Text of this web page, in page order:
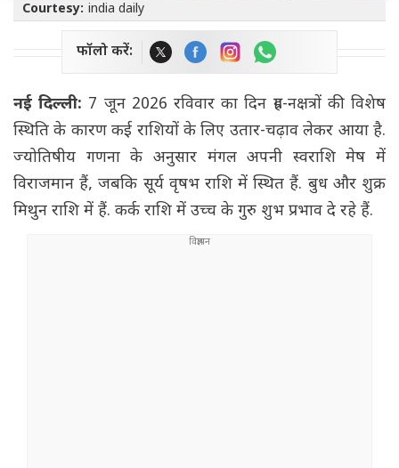
Courtesy: india daily
फॉलो करें:
नई दिल्ली: 7 जून 2026 रविवार का दिन ग्रह-नक्षत्रों की विशेष
स्थिति के कारण कई राशियों के लिए उतार-चढ़ाव लेकर आया है.
ज्योतिषीय गणना के अनुसार मंगल अपनी स्वराशि मेष में
विराजमान हैं, जबकि सूर्य वृषभ राशि में स्थित हैं. बुध और शुक्र
मिथुन राशि में हैं. कर्क राशि में उच्च के गुरु शुभ प्रभाव दे रहे हैं.